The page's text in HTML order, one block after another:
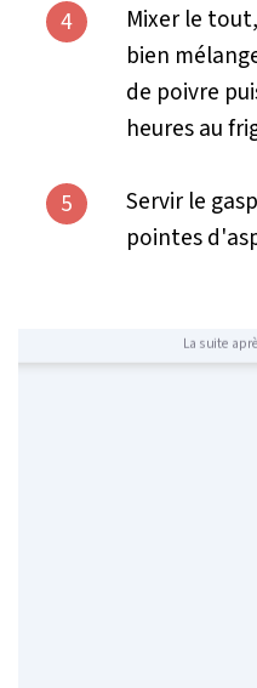
4
Mixer le
bien
de poivre
heures au
5
Servir le
pointes
La suite